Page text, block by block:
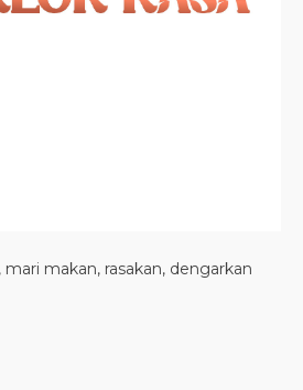
mari makan, rasakan, dengarkan